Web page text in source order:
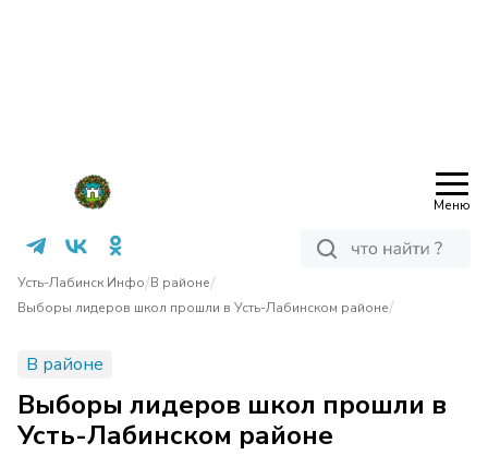
Меню
Усть-Лабинск Инфо/В районе/
Выборы лидеров школ прошли в Усть-Лабинском районе/
В районе
Выборы лидеров школ прошли в
Усть-Лабинском районе